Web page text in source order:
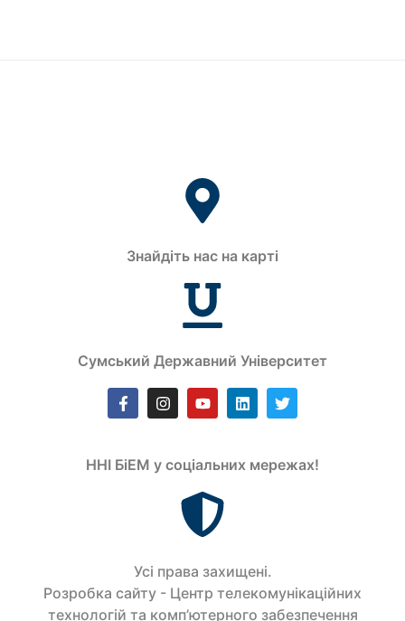
Знайдіть нас на карті
Сумський Державний Університет
ННІ БіЕМ у соціальних мережах!
Усi права захищенi.
Розробка сайту - Центр телекомунікаційних
технологій та комп’ютерного забезпечення